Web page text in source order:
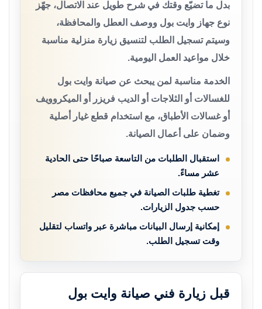
بدل ما تضيّع وقتك في شرح طويل عند الاتصال، جهّز
نوع جهاز وايت بول ووصف العطل والمحافظة،
وسيتم تسجيل الطلب لتنسيق زيارة منزلية مناسبة
خلال مواعيد العمل اليومية.
الخدمة مناسبة لمن يبحث عن صيانة وايت بول
للغسالات أو الثلاجات أو الديب فريزر أو الميكروويف
أو غسالات الأطباق، مع استخدام قطع غيار أصلية
وضمان على أعمال الصيانة.
استقبال الطلبات من التاسعة صباحًا حتى الحادية
عشر مساءً.
تغطية طلبات الصيانة في جميع محافظات مصر
حسب جدول الزيارات.
إمكانية إرسال البيانات مباشرة عبر واتساب لتقليل
وقت تسجيل الطلب.
قبل زيارة فني صيانة وايت بول